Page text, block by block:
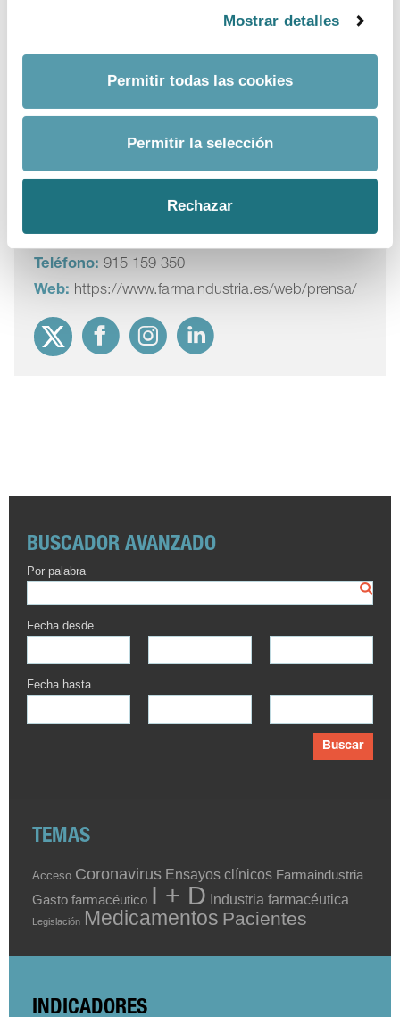
Mostrar detalles
Permitir todas las cookies
Permitir la selección
Rechazar
Para más información
Comunicación Farmaindustria
Correo Electrónico:prensa@farmaindustria.es
Teléfono: 915 159 350
Web: https://www.farmaindustria.es/web/prensa/
BUSCADOR AVANZADO
Por palabra
Fecha desde
Fecha hasta
Buscar
TEMAS
Acceso Coronavirus Ensayos clínicos Farmaindustria
Gasto farmacéutico I + D Industria farmacéutica
Legislación Medicamentos Pacientes
INDICADORES